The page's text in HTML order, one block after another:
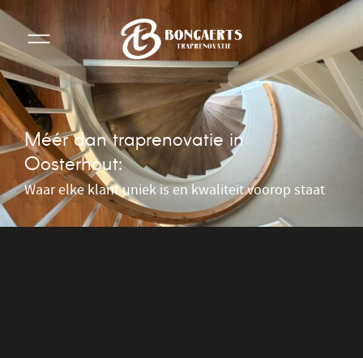
Méér dan traprenovatie in
Oosterhout:
Waar elke klant uniek is en kwaliteit voorop staat